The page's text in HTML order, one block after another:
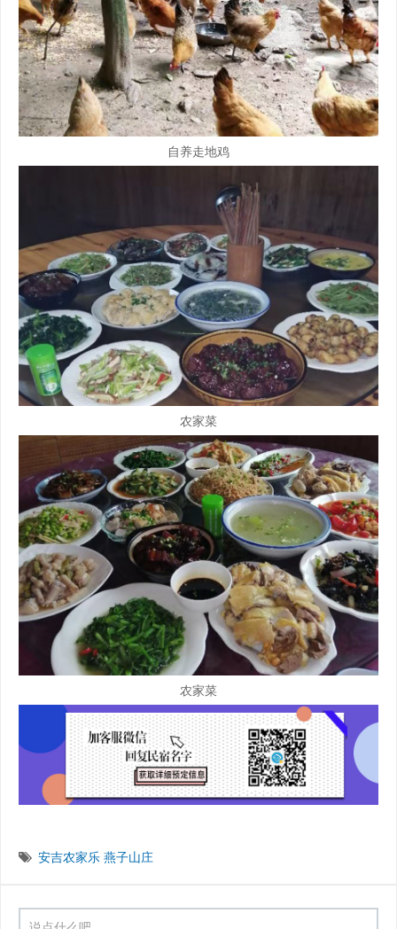
自养走地鸡
农家菜
农家菜
安吉农家乐 燕子山庄